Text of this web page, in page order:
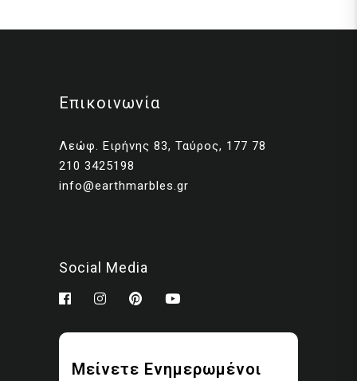
Επικοινωνία
Λεώφ. Ειρήνης 83, Ταύρος, 177 78
210 3425198
info@earthmarbles.gr
Social Media
Μείνετε Ενημερωμένοι